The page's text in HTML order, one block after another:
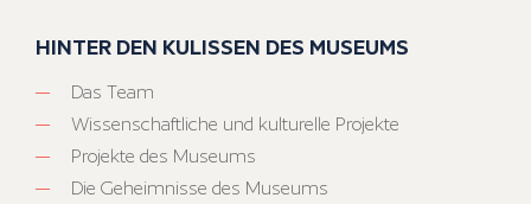
HINTER DEN KULISSEN DES MUSEUMS
Das Team
Wissenschaftliche und kulturelle Projekte
Projekte des Museums
Die Geheimnisse des Museums